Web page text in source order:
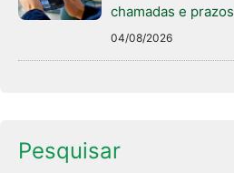
chamadas e prazos
04/08/2026
Pesquisar